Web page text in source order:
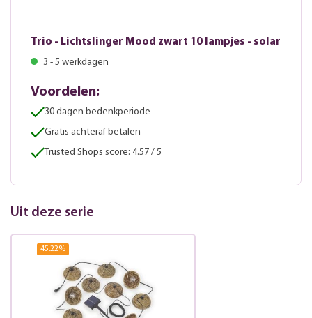
Trio - Lichtslinger Mood zwart 10 lampjes - solar
3 - 5 werkdagen
Voordelen:
30 dagen bedenkperiode
Gratis achteraf betalen
Trusted Shops score: 4.57 / 5
Uit deze serie
45.22%